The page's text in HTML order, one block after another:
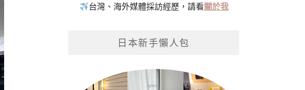
台灣、海外媒體採訪經歷，請看關於我
日本新手懶人包